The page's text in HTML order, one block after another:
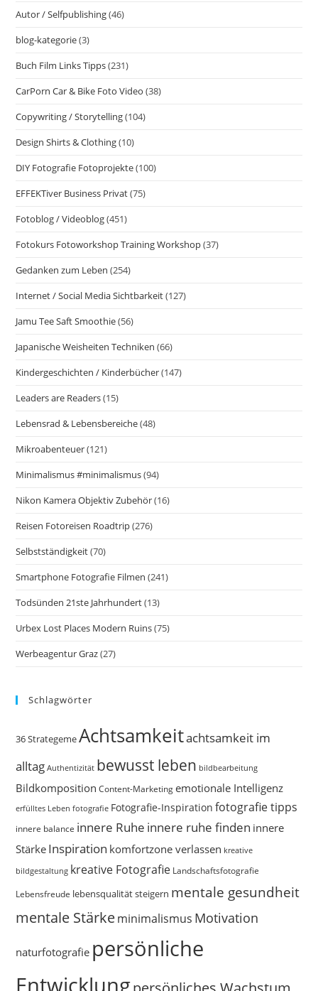
Autor / Selfpublishing(46)
blog-kategorie(3)
Buch Film Links Tipps(231)
CarPorn Car & Bike Foto Video (38)
Copywriting / Storytelling(104)
Design Shirts & Clothing(10)
DIY Fotografie Fotoprojekte(100)
EFFEKTiver Business Privat(75)
Fotoblog / Videoblog(451)
Fotokurs Fotoworkshop Training Workshop(37)
Gedanken zum Leben (254)
Internet / Social Media Sichtbarkeit(127)
Jamu Tee Saft Smoothie(56)
Japanische Weisheiten Techniken (66)
Kindergeschichten / Kinderbücher(147)
Leaders are Readers(15)
Lebensrad & Lebensbereiche(48)
Mikroabenteuer(121)
Minimalismus #minimalismus(94)
Nikon Kamera Objektiv Zubehör(16)
Reisen Fotoreisen Roadtrip(276)
Selbstständigkeit(70)
Smartphone Fotografie Filmen (241)
Todsünden 21ste Jahrhundert(13)
Urbex Lost Places Modern Ruins(75)
Werbeagentur Graz(27)
Schlagwörter
36 StrategemeAchtsamkeitachtsamkeit im
alltag Authentizität bewusst leben bildbearbeitung
Bildkomposition Content-Marketing emotionale Intelligenz
erfülltes Leben fotografie Fotografie-Inspiration fotografie tipps
innere balance innere Ruhe innere ruhe finden innere
Stärke Inspiration komfortzone verlassen kreative
bildgestaltung kreative Fotografie Landschaftsfotografie
Lebensfreude lebensqualität steigern mentale gesundheit
mentale Stärkeminimalismus Motivation
naturfotografie persönliche
Entwicklung